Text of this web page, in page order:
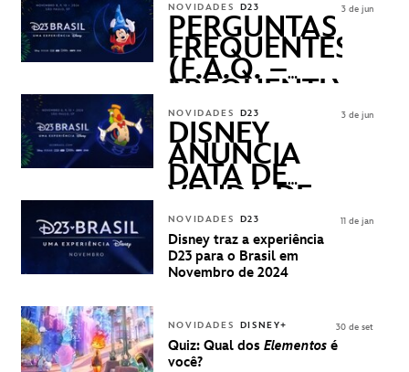
NOVIDADES D23
PERGUNTAS
FREQUENTES
(F.A.Q. –
FREQUENTLY
ASKED
QUESTIONS)
3 de jun
NOVIDADES D23
DISNEY
ANUNCIA
DATA DE
VENDA DE
INGRESSOS
PARA A D23
BRASIL -
UMA
DISNEY
3 de jun
NOVIDADES D23
Disney traz a experiência
D23 para o Brasil em
Novembro de 2024
11 de jan
NOVIDADES DISNEY+
Quiz: Qual dos Elementos é
você?
30 de set